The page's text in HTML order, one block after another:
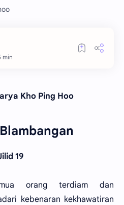
min
Kho Ping Hoo
19
orang terdiam dan
kebenaran kekhawatiran